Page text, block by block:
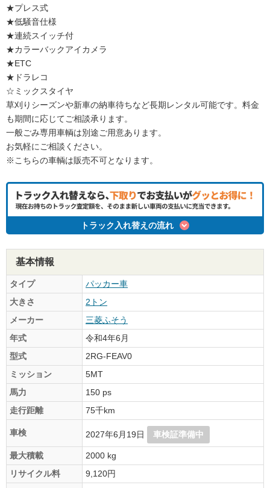
★プレス式
★低騒音仕様
★連続スイッチ付
★カラーバックアイカメラ
★ETC
★ドラレコ
☆ミックスタイヤ
草刈りシーズンや新車の納車待ちなど長期レンタル可能です。料金
も期間に応じてご相談承ります。
一般ごみ専用車輌は別途ご用意あります。
お気軽にご相談ください。
※こちらの車輌は販売不可となります。
トラック入れ替えの流れ
基本情報
タイプ
パッカー車
大きさ
2トン
メーカー
三菱ふそう
年式
令和4年6月
型式
2RG-FEAV0
ミッション
5MT
馬力
150 ps
走行距離
75千km
車検 2027年6月19日 車検証準備中
最大積載
2000 kg
リサイクル料
9,120円